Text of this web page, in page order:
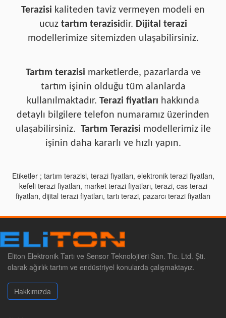
Terazisi kaliteden taviz vermeyen modeli en
ucuz tartım terazisidir. Dijital terazi
modellerimize sitemizden ulaşabilirsiniz.
Tartım terazisi marketlerde, pazarlarda ve
tartım işinin olduğu tüm alanlarda
kullanılmaktadır. Terazi fiyatları hakkında
detaylı bilgilere telefon numaramız üzerinden
ulaşabilirsiniz. Tartım Terazisi modellerimiz ile
işinin daha kararlı ve hızlı yapın.
Etiketler ; tartım terazisi, terazi fiyatları, elektronik terazi fiyatları,
kefeli terazi fiyatları, market terazi fiyatları, terazi, cas terazi
fiyatları, dijital terazi fiyatları, tartı terazi, pazarcı terazi fiyatları
Eliton Elektronik Tartı ve Sensor Teknolojileri San. Tic. Ltd. Şti.
olarak ağırlık tartım ve endüstriyel konularda çalışmaktayız.
Hakkımızda